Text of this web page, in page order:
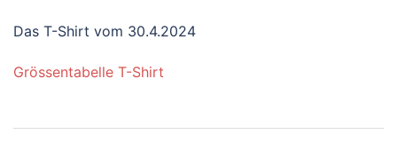
Das T-Shirt vom 30.4.2024
Grössentabelle T-Shirt